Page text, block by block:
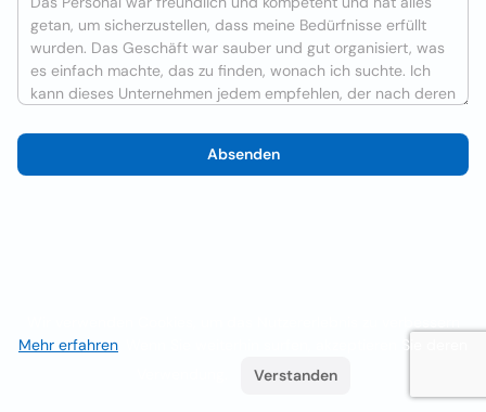
Absenden
Mehr erfahren . Wenn Sie weiterhin surfen, akzeptieren Sie deren
Verstanden